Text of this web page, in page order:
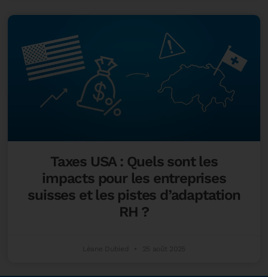
Taxes USA : Quels sont les
impacts pour les entreprises
suisses et les pistes d’adaptation
RH ?